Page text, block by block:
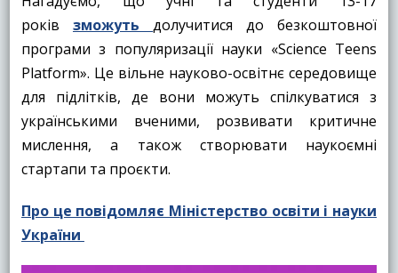
років зможуть долучитися до безкоштовної
програми з популяризації науки «Science Teens
Platform». Це вільне науково-освітнє середовище
для підлітків, де вони можуть спілкуватися з
українськими вченими, розвивати критичне
мислення, а також створювати наукоємні
стартапи та проєкти.
Про це повідомляє Міністерство освіти і науки
України